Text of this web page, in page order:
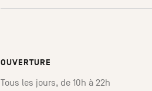
OUVERTURE
Tous les jours, de 10h à 22h